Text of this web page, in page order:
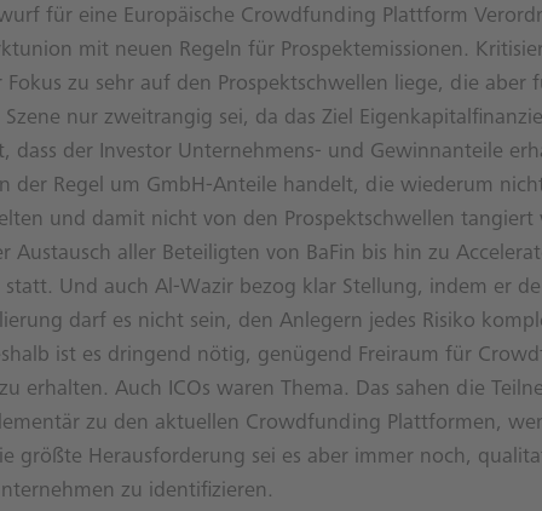
für eine Europäische Crowdfunding Plattform
mit neuen Regeln für Prospektemissionen.
Fokus zu sehr auf den Prospektschwellen liege, die aber
nur zweitrangig sei, da das Ziel
dass der Investor Unternehmens- und Gewinnanteile
der Regel um GmbH-Anteile handelt, die wiederum
und damit nicht von den Prospektschwellen tangiert
Austausch aller Beteiligten von BaFin bis hin zu
statt. Und auch Al-Wazir bezog klar Stellung, indem er
darf es nicht sein, den Anlegern jedes Risiko
ist es dringend nötig, genügend Freiraum für
erhalten. Auch ICOs waren Thema. Das sahen die
zu den aktuellen Crowdfunding Plattformen,
größte Herausforderung sei es aber immer noch,
zu identifizieren.